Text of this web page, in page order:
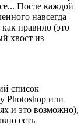
После каждой
навсегда
правило (это
хвост из
список
Photoshop или
и это возможно),
есть